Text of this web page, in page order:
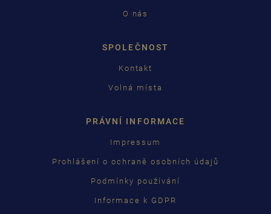
O nás
SPOLEČNOST
Kontakt
Volná místa
PRÁVNÍ INFORMACE
Impressum
Prohlášení o ochraně osobních údajů
Podmínky používání
Informace k GDPR